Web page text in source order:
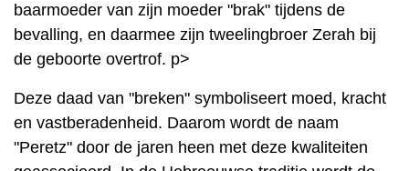
baarmoeder van zijn moeder "brak" tijdens de
bevalling, en daarmee zijn tweelingbroer Zerah bij
de geboorte overtrof. p>
Deze daad van "breken" symboliseert moed, kracht
en vastberadenheid. Daarom wordt de naam
"Peretz" door de jaren heen met deze kwaliteiten